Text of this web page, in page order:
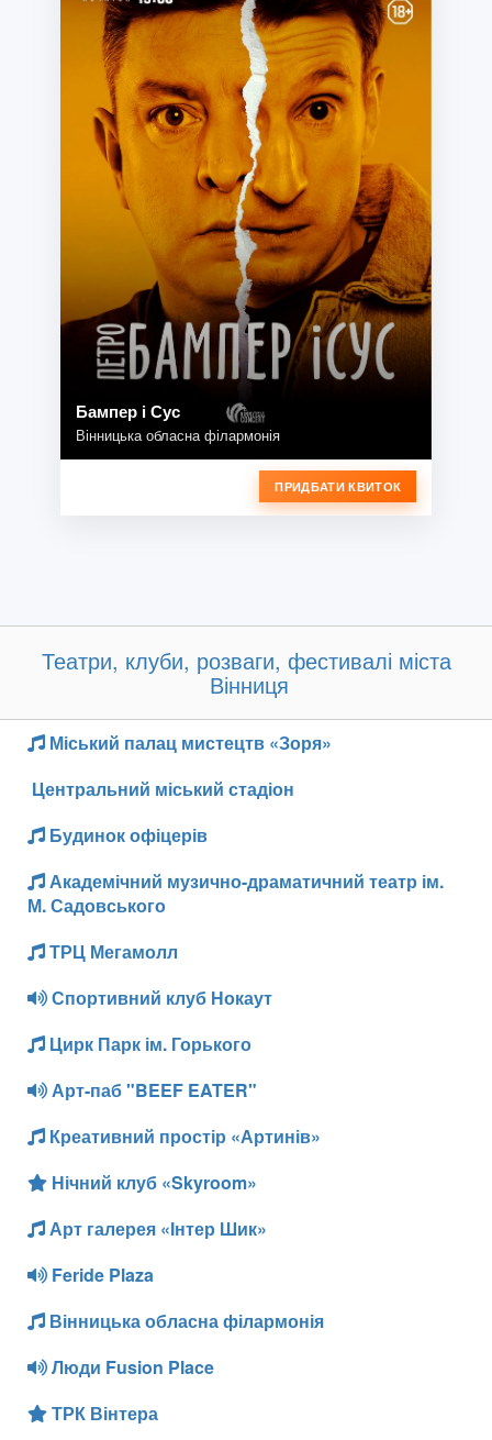
Бампер і Сус
Вінницька обласна філармонія
ПРИДБАТИ КВИТОК
Театри, клуби, розваги, фестивалі міста
Вінниця
Міський палац мистецтв «Зоря»
Центральний міський стадіон
Будинок офіцерів
Академічний музично-драматичний театр ім.
М. Садовського
ТРЦ Мегамолл
Спортивний клуб Нокаут
Цирк Парк ім. Горького
Арт-паб "BEEF EATER"
Креативний простір «Артинів»
Нічний клуб «Skyroom»
Арт галерея «Інтер Шик»
Feride Plaza
Вінницька обласна філармонія
Люди Fusion Place
ТРК Вінтера